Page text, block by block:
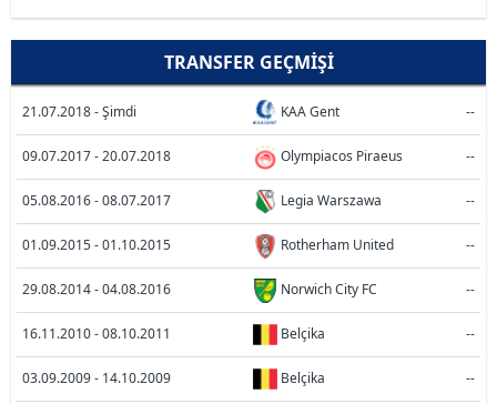
TRANSFER GEÇMIŞI
21.07.2018 - Şimdi KAA Gent --
09.07.2017 - 20.07.2018 Olympiacos Piraeus --
05.08.2016 - 08.07.2017 Legia Warszawa --
01.09.2015 - 01.10.2015 Rotherham United --
29.08.2014 - 04.08.2016 Norwich City FC --
16.11.2010 - 08.10.2011 Belçika --
03.09.2009 - 14.10.2009 Belçika --